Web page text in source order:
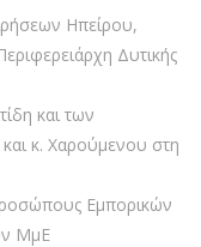
Ηπείρου,
Δυτικής
και των
κ. Χαρούμενου στη
Εμπορικών
ΜμΕ